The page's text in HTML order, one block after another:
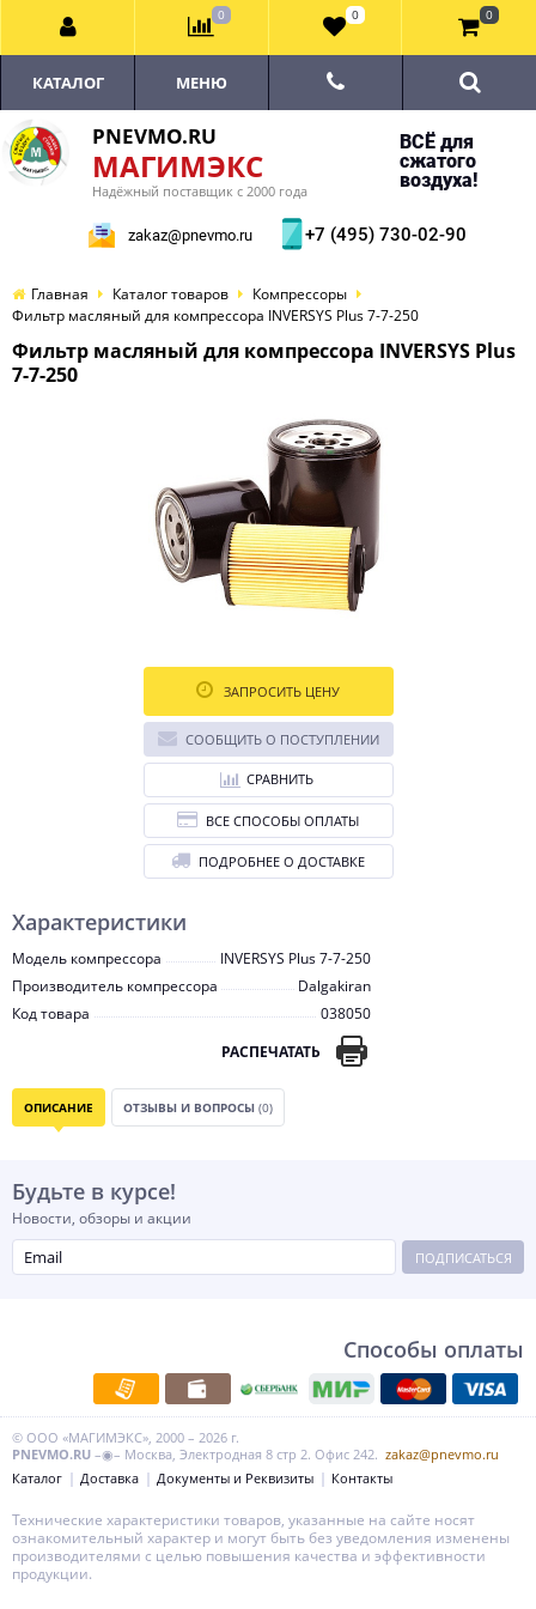
PNEVMO.RU
МАГИМЭКС
Надёжный поставщик с 2000 года
ВСЁ для
сжатого
воздуха!
zakaz@pnevmo.ru +7 (495) 730-02-90
КАТАЛОГ МЕНЮ
Главная Каталог товаров
Компрессоры
Фильтр масляный для компрессора INVERSYS Plus 7-7-250
Фильтр масляный для компрессора INVERSYS Plus
7-7-250
Характеристики
Модель компрессора
INVERSYS Plus 7-7-250
Производитель компрессора
Dalgakiran
Код товара
038050
РАСПЕЧАТАТЬ
ЗАПРОСИТЬ ЦЕНУ
СООБЩИТЬ О ПОСТУПЛЕНИИ
СРАВНИТЬ
ВСЕ СПОСОБЫ ОПЛАТЫ
ПОДРОБНЕЕ О ДОСТАВКЕ
ОПИСАНИЕ ОТЗЫВЫ И ВОПРОСЫ (0)
Будьте в курсе!
Новости, обзоры и акции
ПОДПИСАТЬСЯ
Способы оплаты
© ООО «МАГИМЭКС», 2000 – 2026 г.
PNEVMO.RU –◉– Москва, Электродная 8 стр 2. Офис 242. zakaz@pnevmo.ru
Каталог
Доставка Документы и Реквизиты Контакты
0 0 0
Технические характеристики товаров, указанные на сайте носят
ознакомительный характер и могут быть без уведомления изменены
производителями с целью повышения качества и эффективности
продукции.